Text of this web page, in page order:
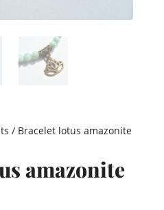
/ Bracelet lotus amazonite
amazonite